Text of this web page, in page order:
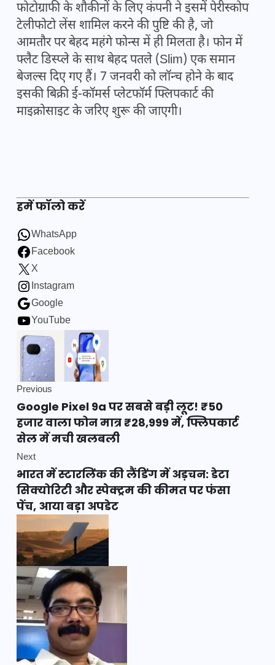
फोटोग्राफी के शौकीनों के लिए कंपनी ने इसमें पेरीस्कोप
टेलीफोटो लेंस शामिल करने की पुष्टि की है, जो
आमतौर पर बेहद महंगे फोन्स में ही मिलता है। फोन में
फ्लैट डिस्प्ले के साथ बेहद पतले (Slim) एक समान
बेजल्स दिए गए हैं। 7 जनवरी को लॉन्च होने के बाद
इसकी बिक्री ई-कॉमर्स प्लेटफॉर्म फ्लिपकार्ट की
माइक्रोसाइट के जरिए शुरू की जाएगी।
हमें फॉलो करें
WhatsApp
Facebook
X
Instagram
Google
YouTube
Previous
Google Pixel 9a पर सबसे बड़ी लूट! ₹50
हजार वाला फोन मात्र ₹28,999 में, फ्लिपकार्ट
सेल में मची खलबली
Next
भारत में स्टारलिंक की लैंडिंग में अड़चन: डेटा
सिक्योरिटी और स्पेक्ट्रम की कीमत पर फंसा
पेंच, आया बड़ा अपडेट